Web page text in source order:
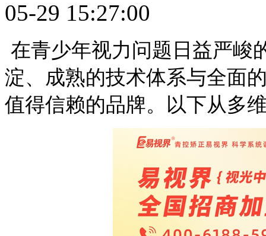
05-29 15:27:00
在青少年视力问题日益严峻
淀、成熟的技术体系与全面
值得信赖的品牌。以下从多